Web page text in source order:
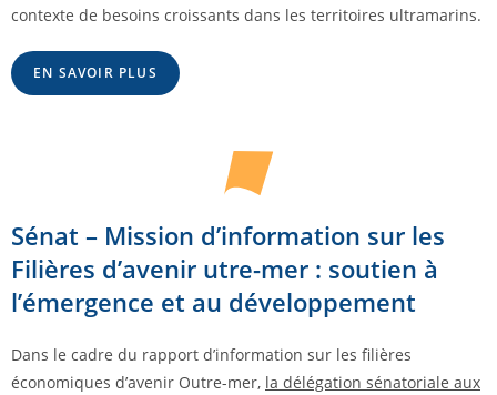
contexte de besoins croissants dans les territoires ultramarins.
EN SAVOIR PLUS
Sénat – Mission d’information sur les
Filières d’avenir utre-mer : soutien à
l’émergence et au développement
Dans le cadre du rapport d’information sur les filières
économiques d’avenir Outre-mer, la délégation sénatoriale aux